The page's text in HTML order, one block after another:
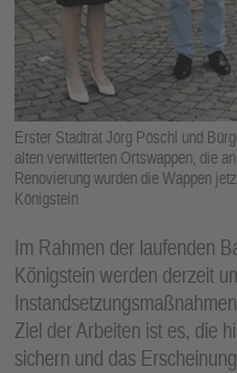
Erster Stadtrat Jörg Pöschl und
alten verwitterten Ortswappen, die
Renovierung wurden die Wappen
Königstein
Im Rahmen der laufenden
Königstein werden derzeit
Ziel der Arbeiten ist es, die
sichern und das